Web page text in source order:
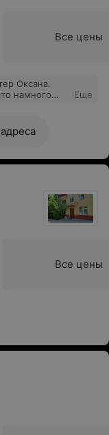
Все цены
Оксана.
намного
Еще
Все цены